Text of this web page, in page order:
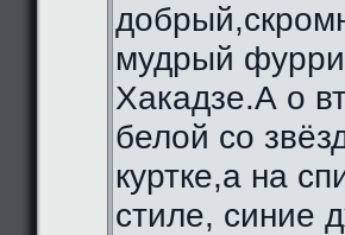
мудрый фурри
Хакадзе.А о
белой со
куртке,а на
стиле, синие